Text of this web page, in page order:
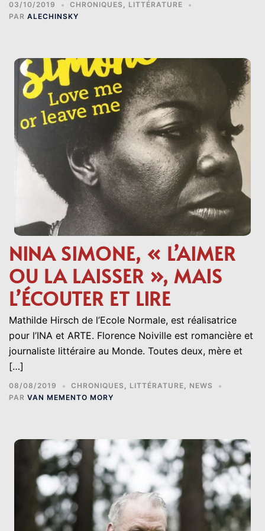
03/10/2019 CHRONIQUES , LITTÉRATURE
PAR ALECHINSKY
NINA SIMONE, « L’AIMER
OU LA LAISSER », MAIS
L’ÉCOUTER ET LIRE
Mathilde Hirsch de l’Ecole Normale, est réalisatrice
pour l’INA et ARTE. Florence Noiville est romancière et
journaliste littéraire au Monde. Toutes deux, mère et
[…]
08/08/2019 CHRONIQUES , LITTÉRATURE, NEWS
PAR VAN MEMENTO MORY